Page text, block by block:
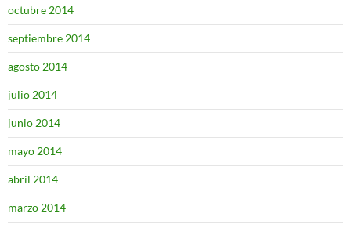
octubre 2014
septiembre 2014
agosto 2014
julio 2014
junio 2014
mayo 2014
abril 2014
marzo 2014